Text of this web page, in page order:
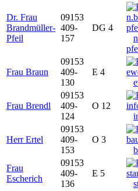
Dr. Frau
Brandmüller-
Pfeil
09153
409-
157
DG 4
Frau Braun
09153
409-
130
E 4
Frau Brendl
09153
409-
124
O 12
Herr Ertel
09153
409-
153
O 3
Frau
Escherich
09153
409-
136
E 5